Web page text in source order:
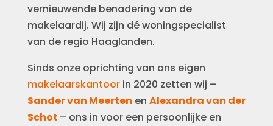
vernieuwende benadering van de
makelaardij. Wij zijn dé woningspecialist
van de regio Haaglanden.
Sinds onze oprichting van ons eigen
makelaarskantoorin 2020 zetten wij –
Sander van Meerten en Alexandra van der
Schot – ons in voor een persoonlijke en